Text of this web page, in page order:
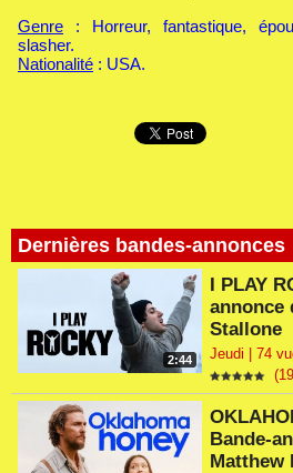
Dernières bandes-annonces
2:44
I PLAY
annonce
Stallone
Jeudi | 74
Bande-
Matthew
Genre : Horreur, fantastique,
slasher.
Nationalité : USA.